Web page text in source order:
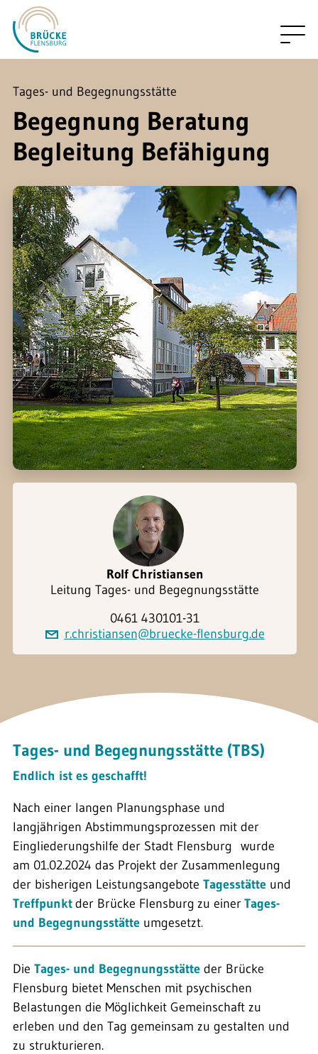
Zum Hauptinhalt springen
Tages- und Begegnungsstätte
Begegnung Beratung
Begleitung Befähigung
Rolf Christiansen
Leitung Tages- und Begegnungsstätte
0461 430101-31
r.christiansen@bruecke-flensburg.de
Tages- und Begegnungsstätte (TBS)
Endlich ist es geschafft!
Nach einer langen Planungsphase und
langjährigen Abstimmungsprozessen mit der
Eingliederungshilfe der Stadt Flensburg wurde
am 01.02.2024 das Projekt der Zusammenlegung
der bisherigen Leistungsangebote Tagesstätte und
Treffpunktder Brücke Flensburg zu einerTages-
und Begegnungsstätte umgesetzt.
Die Tages- und Begegnungsstätte der Brücke
Flensburg bietet Menschen mit psychischen
Belastungen die Möglichkeit Gemeinschaft zu
erleben und den Tag gemeinsam zu gestalten und
zu strukturieren.